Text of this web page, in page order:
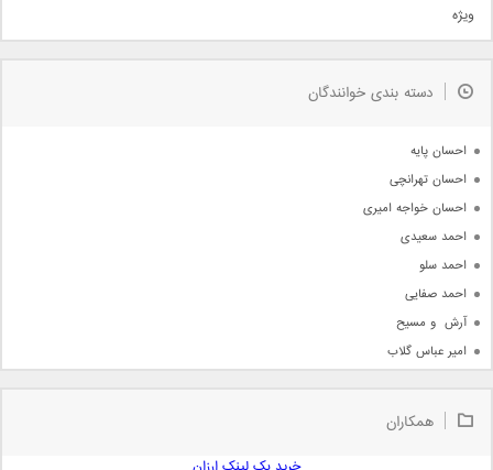
دمو
مذهبی
جدیدترین ها
ویژه
دسته بندی خوانندگان
احسان پایه
احسان تهرانچی
احسان خواجه امیری
احمد سعیدی
احمد سلو
احمد صفایی
آرش  و مسیح
امیر عباس گلاب
امیر علی
همکاران